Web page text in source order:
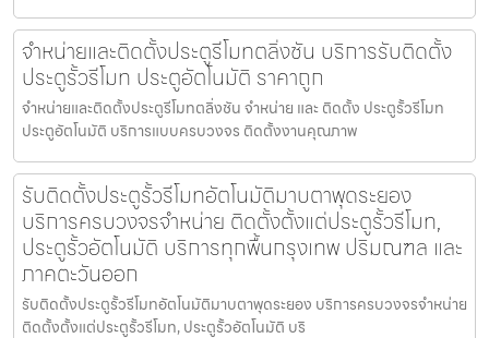
จำหน่ายและติดตั้งประตูรีโมทตลิ่งชัน บริการรับติดตั้ง
ประตูรั้วรีโมท ประตูอัตโนมัติ ราคาถูก
จำหน่ายและติดตั้งประตูรีโมทตลิ่งชัน จำหน่าย และ ติดตั้ง ประตูรั้วรีโมท
ประตูอัตโนมัติ บริการแบบครบวงจร ติดตั้งงานคุณภาพ
รับติดตั้งประตูรั้วรีโมทอัตโนมัติมาบตาพุดระยอง
บริการครบวงจรจำหน่าย ติดตั้งตั้งแต่ประตูรั้วรีโมท,
ประตูรั้วอัตโนมัติ บริการทุกพื้นกรุงเทพ ปริมณฑล และ
ภาคตะวันออก
รับติดตั้งประตูรั้วรีโมทอัตโนมัติมาบตาพุดระยอง บริการครบวงจรจำหน่าย
ติดตั้งตั้งแต่ประตูรั้วรีโมท, ประตูรั้วอัตโนมัติ บริ